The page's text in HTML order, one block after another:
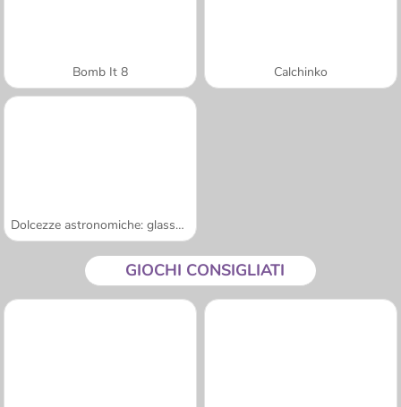
Bomb It 8 Calchinko
Dolcezze astronomiche: glassa e galassia
GIOCHI CONSIGLIATI